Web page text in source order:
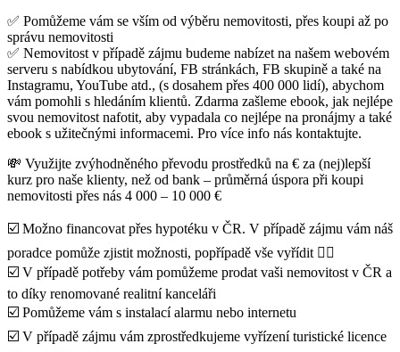
✅ Pomůžeme vám se vším od výběru nemovitosti, přes koupi až po
správu nemovitosti
✅ Nemovitost v případě zájmu budeme nabízet na našem webovém
serveru s nabídkou ubytování, FB stránkách, FB skupině a také na
Instagramu, YouTube atd., (s dosahem přes 400 000 lidí), abychom
vám pomohli s hledáním klientů. Zdarma zašleme ebook, jak nejlépe
svou nemovitost nafotit, aby vypadala co nejlépe na pronájmy a také
ebook s užitečnými informacemi. Pro více info nás kontaktujte.
💸 Využijte zvýhodněného převodu prostředků na € za (nej)lepší
kurz pro naše klienty, než od bank – průměrná úspora při koupi
nemovitosti přes nás 4 000 – 10 000 €
☑️ Možno financovat přes hypotéku v ČR. V případě zájmu vám náš
poradce pomůže zjistit možnosti, popřípadě vše vyřídit 👍🏻
☑️ V případě potřeby vám pomůžeme prodat vaši nemovitost v ČR a
to díky renomované realitní kanceláři
☑️ Pomůžeme vám s instalací alarmu nebo internetu
☑️ V případě zájmu vám zprostředkujeme vyřízení turistické licence